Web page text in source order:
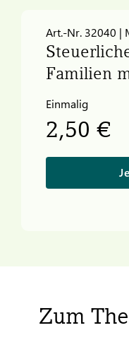
Art.-Nr. 32040 |
Familien
Einmalig
2,50 €
Zum